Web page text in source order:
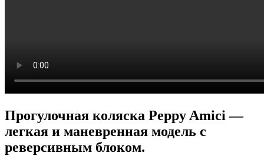
Прогулочная коляска Peppy Amici —
легкая и маневренная модель с
реверсивным блоком.